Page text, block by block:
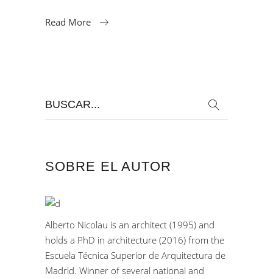
Read More
SOBRE EL AUTOR
Alberto Nicolau is an architect (1995) and
holds a PhD in architecture (2016) from the
Escuela Técnica Superior de Arquitectura de
Madrid. Winner of several national and